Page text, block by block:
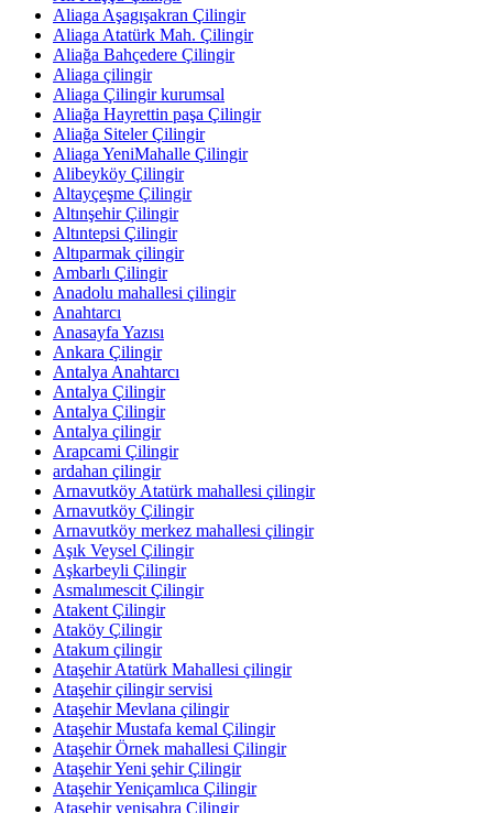
Aliaga Aşagışakran Çilingir
Aliaga Atatürk Mah. Çilingir
Aliağa Bahçedere Çilingir
Aliaga çilingir
Aliaga Çilingir kurumsal
Aliağa Hayrettin paşa Çilingir
Aliağa Siteler Çilingir
Aliaga YeniMahalle Çilingir
Alibeyköy Çilingir
Altayçeşme Çilingir
Altınşehir Çilingir
Altıntepsi Çilingir
Altıparmak çilingir
Ambarlı Çilingir
Anadolu mahallesi çilingir
Anahtarcı
Anasayfa Yazısı
Ankara Çilingir
Antalya Anahtarcı
Antalya Çilingir
Antalya Çilingir
Antalya çilingir
Arapcami Çilingir
ardahan çilingir
Arnavutköy Atatürk mahallesi çilingir
Arnavutköy Çilingir
Arnavutköy merkez mahallesi çilingir
Aşık Veysel Çilingir
Aşkarbeyli Çilingir
Asmalımescit Çilingir
Atakent Çilingir
Ataköy Çilingir
Atakum çilingir
Ataşehir Atatürk Mahallesi çilingir
Ataşehir çilingir servisi
Ataşehir Mevlana çilingir
Ataşehir Mustafa kemal Çilingir
Ataşehir Örnek mahallesi Çilingir
Ataşehir Yeni şehir Çilingir
Ataşehir Yeniçamlıca Çilingir
Ataşehir yenisahra Çilingir